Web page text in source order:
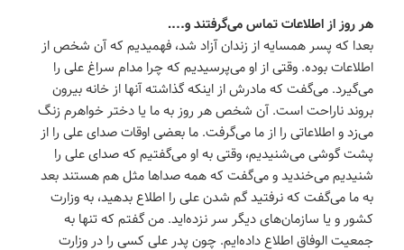
هر روز از اطلاعات تماس می‌گرفتند و….
بعدا که پسر همسایه از زندان آزاد شد، فهمیدیم که آن شخص از
اطلاعات بوده. وقتی از او می‌پرسیدیم که چرا مدام سراغ علی را
می‌گیرد. می‌گفت که مادرش از اینکه گذاشته آنها از خانه بیرون
بروند ناراحت است. آن شخص هر روز به ما یا دختر خواهرم زنگ
می‌زد و اطلاعاتی را از ما می‌گرفت. ما بعضی اوقات صدای علی را از
پشت گوشی می‌شنیدیم، وقتی به او می‌گفتیم که صدای علی را
شنیدیم می‌خندید و می‌گفت که همه صداها مثل هم هستند بعد
به ما می‌گفت که نرفتید گم شدن علی را اطلاع بدهید، به وزارت
کشور و یا سازمان‌های دیگر سر نزده‌اید. من گفتم که تنها به
جمعیت الوفاق اطلاع داده‌ایم. چون پدر علی کسی را در وزارت